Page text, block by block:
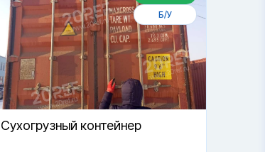
Б/У
Cухогрузный контейнер